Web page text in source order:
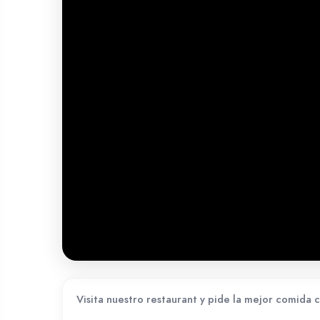
Visita nuestro restaurant y pide la mejor comida